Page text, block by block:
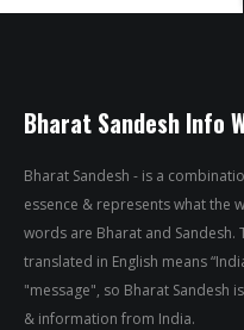
Bharat Sandesh Info
Bharat Sandesh - is a
essence & represents what the
words are Bharat and Sandesh.
translated in English means
"message", so Bharat Sandesh
& information from India.